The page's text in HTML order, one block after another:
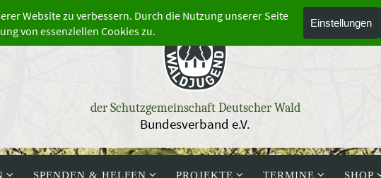
der Schutzgemeinschaft Deutscher Wald
Bundesverband e.V.
SPENDEN & HELFEN PROJEKTE TERMINE SHOP